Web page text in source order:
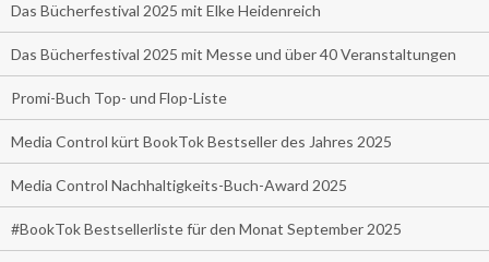
Das Bücherfestival 2025 mit Elke Heidenreich
Das Bücherfestival 2025 mit Messe und über 40 Veranstaltungen
Promi-Buch Top- und Flop-Liste
Media Control kürt BookTok Bestseller des Jahres 2025
Media Control Nachhaltigkeits-Buch-Award 2025
#BookTok Bestsellerliste für den Monat September 2025